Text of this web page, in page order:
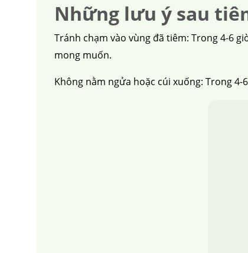
Những lưu ý sau
Tránh chạm vào vùng đã tiêm: Trong 4-6
mong muốn.
Không nằm ngửa hoặc cúi xuống: Trong